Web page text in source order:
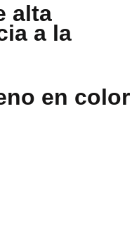
alta
a la
en color